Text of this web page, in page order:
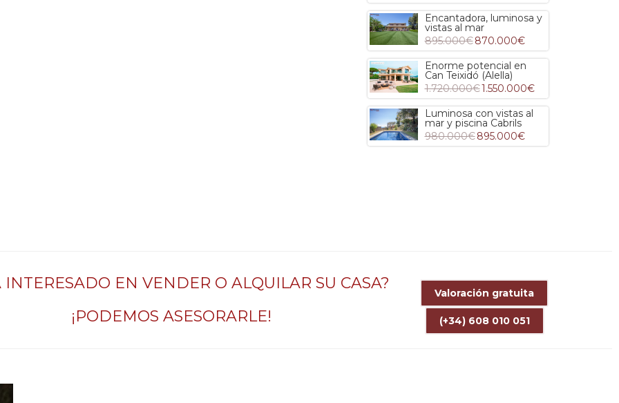
Encantadora, luminosa y
vistas al mar
895.000€870.000€
Enorme potencial en
Can Teixidó (Alella)
1.720.000€1.550.000€
Luminosa con vistas al
mar y piscina Cabrils
980.000€895.000€
INTERESADO EN VENDER O ALQUILAR SU CASA?
¡PODEMOS ASESORARLE!
Valoración gratuita
(+34) 608 010 051